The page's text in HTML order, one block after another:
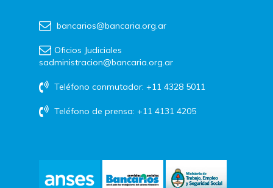
bancarios@bancaria.org.ar
Oficios Judiciales
sadministracion@bancaria.org.ar
Teléfono conmutador: +11 4328 5011
Teléfono de prensa: +11 4131 4205